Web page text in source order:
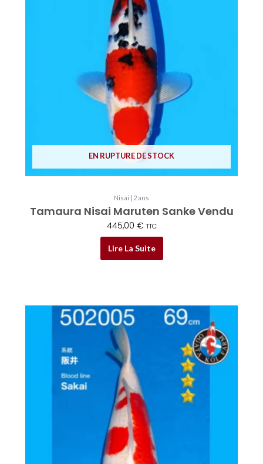
EN RUPTURE DE STOCK
Nisai | 2 ans
Tamaura Nisai Maruten Sanke Vendu
445,00 € TTC
Lire La Suite